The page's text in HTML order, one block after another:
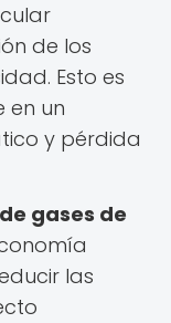
de los
Esto es
en un
y pérdida
gases de
las